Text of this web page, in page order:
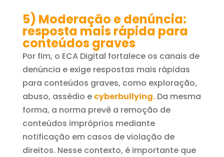
5) Moderação e denúncia:
resposta mais rápida para
conteúdos graves
Por fim, o ECA Digital fortalece os canais de
denúncia e exige respostas mais rápidas
para conteúdos graves, como exploração,
abuso, assédio e cyberbullying.Da mesma
forma, a norma prevê a remoção de
conteúdos impróprios mediante
notificação em casos de violação de
direitos. Nesse contexto, é importante que